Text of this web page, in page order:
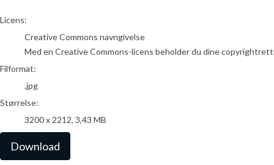
go to media item
Licens:
Creative Commons navngivelse
Med en Creative Commons-licens beholder du dine
Filformat:
.jpg
Størrelse:
3200 x 2212, 3,43 MB
Download